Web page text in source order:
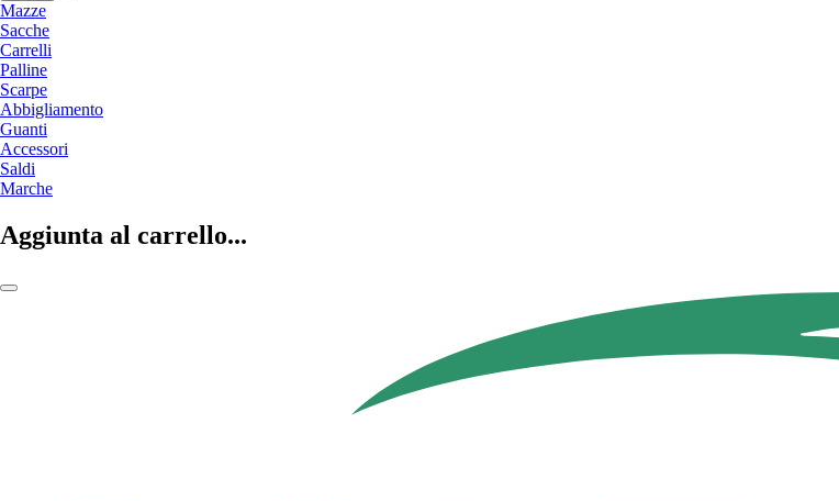
Mazze
Sacche
Carrelli
Palline
Scarpe
Abbigliamento
Guanti
Accessori
Saldi
Marche
Aggiunta al carrello...